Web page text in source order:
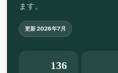
ます。
更新2026年7月
136